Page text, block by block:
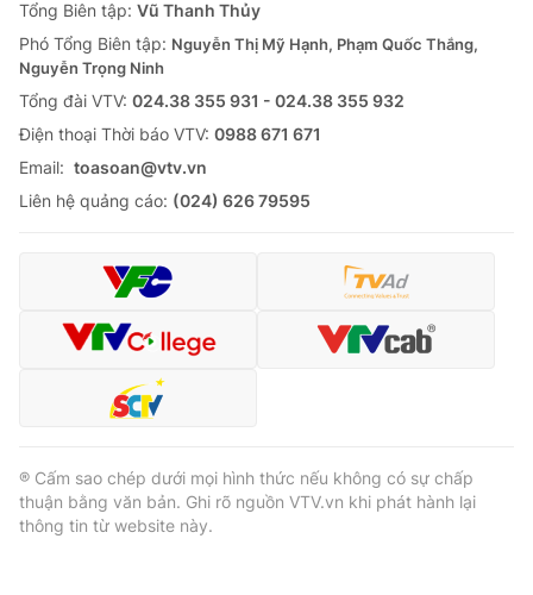
Tổng Biên tập: Vũ Thanh Thủy
Phó Tổng Biên tập: Nguyễn Thị Mỹ Hạnh, Phạm Quốc Thắng,
Nguyễn Trọng Ninh
Tổng đài VTV: 024.38 355 931 - 024.38 355 932
Ðiện thoại Thời báo VTV: 0988 671 671
Email: toasoan@vtv.vn
Liên hệ quảng cáo: (024) 626 79595
® Cấm sao chép dưới mọi hình thức nếu không có sự chấp
thuận bằng văn bản. Ghi rõ nguồn VTV.vn khi phát hành lại
thông tin từ website này.